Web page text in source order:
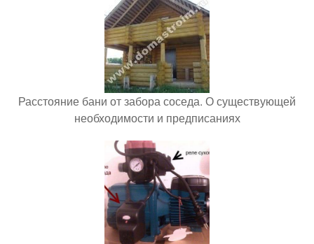
Расстояние бани от забора соседа. О существующей
необходимости и предписаниях